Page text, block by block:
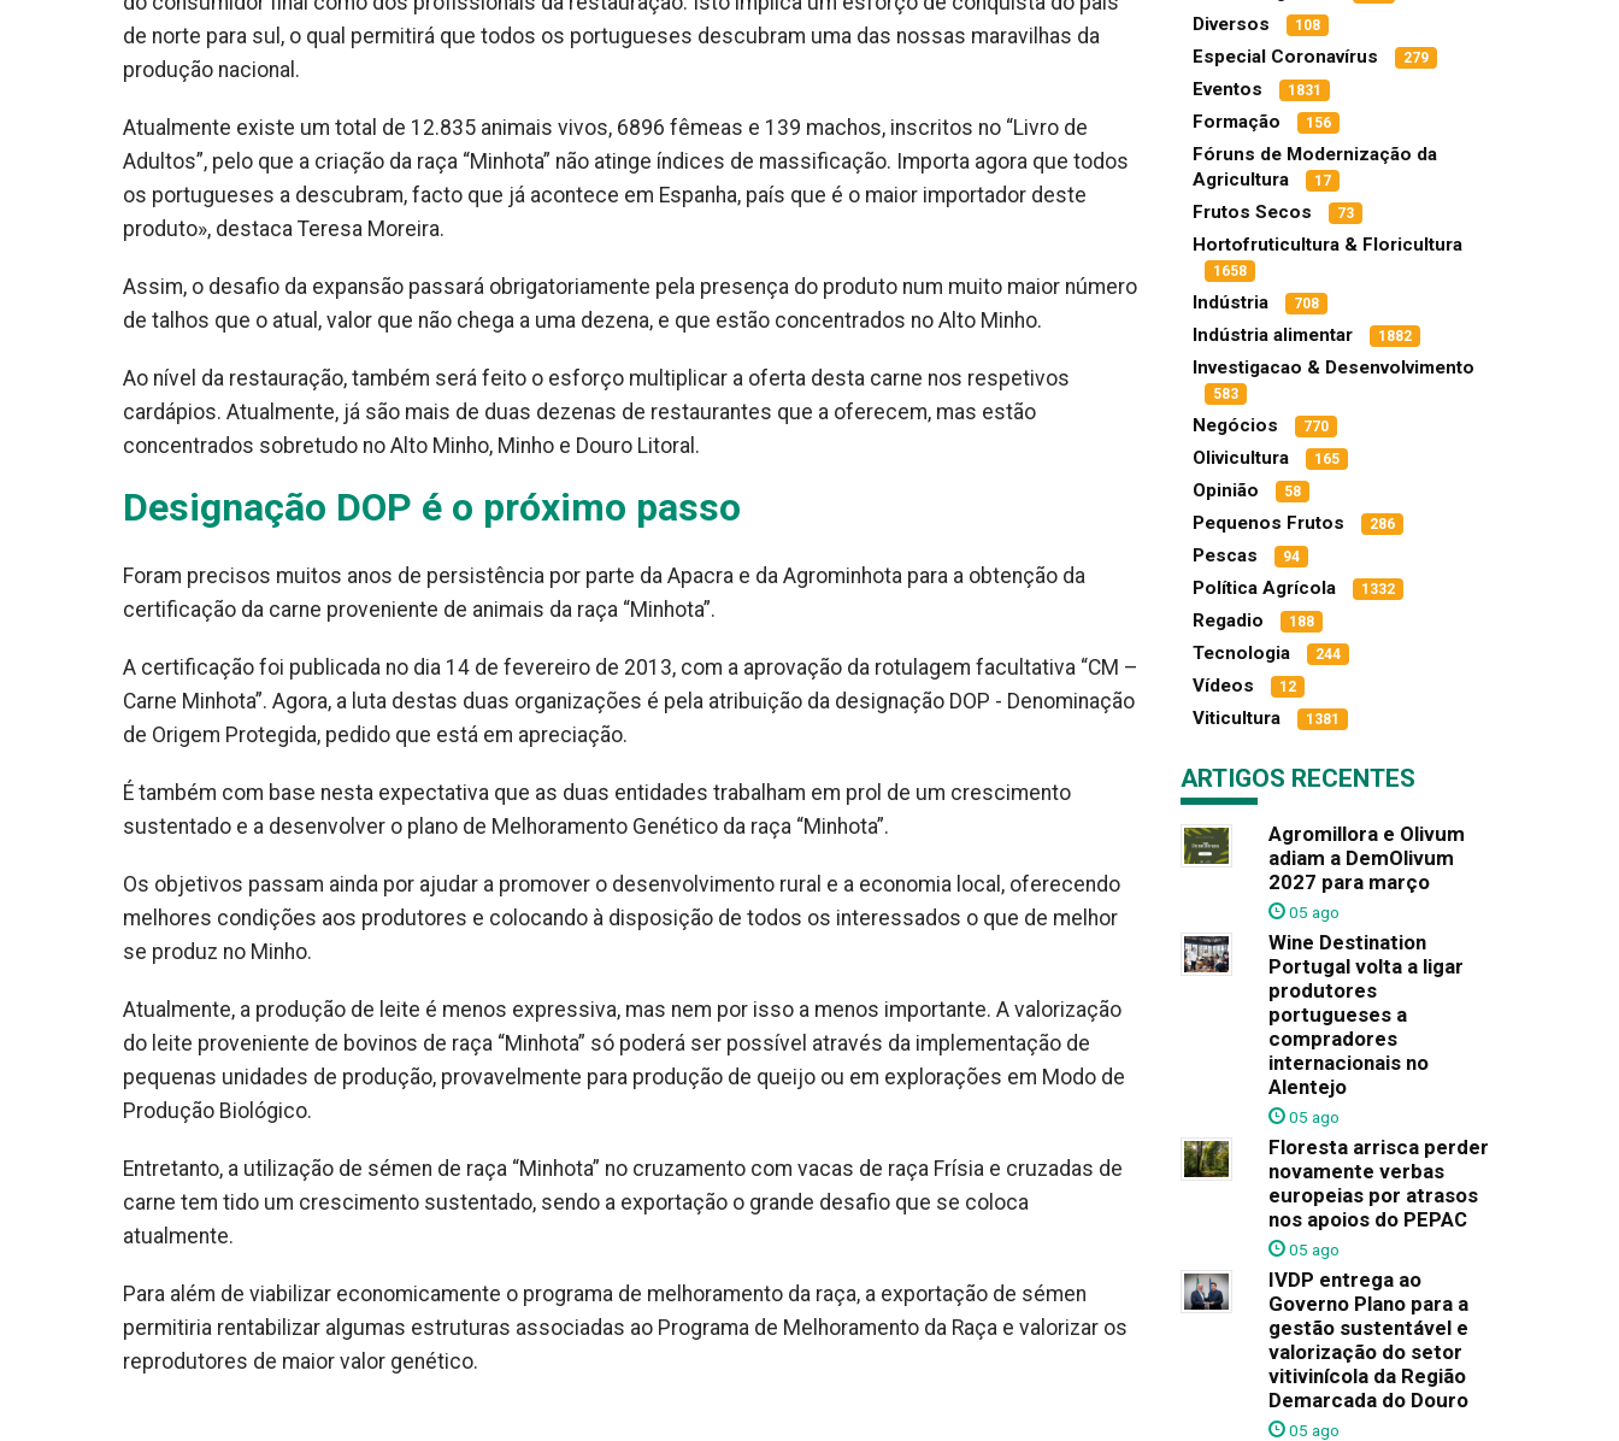
de norte para sul, o qual permitirá que todos os portugueses descubram uma das nossas maravilhas da
produção nacional.
Atualmente existe um total de 12.835 animais vivos, 6896 fêmeas e 139 machos, inscritos no “Livro de
Adultos”, pelo que a criação da raça “Minhota” não atinge índices de massificação. Importa agora que todos
os portugueses a descubram, facto que já acontece em Espanha, país que é o maior importador deste
produto», destaca Teresa Moreira.
Assim, o desafio da expansão passará obrigatoriamente pela presença do produto num muito maior número
de talhos que o atual, valor que não chega a uma dezena, e que estão concentrados no Alto Minho.
Ao nível da restauração, também será feito o esforço multiplicar a oferta desta carne nos respetivos
cardápios. Atualmente, já são mais de duas dezenas de restaurantes que a oferecem, mas estão
concentrados sobretudo no Alto Minho, Minho e Douro Litoral.
Designação DOP é o próximo passo
Foram precisos muitos anos de persistência por parte da Apacra e da Agrominhota para a obtenção da
certificação da carne proveniente de animais da raça “Minhota”.
A certificação foi publicada no dia 14 de fevereiro de 2013, com a aprovação da rotulagem facultativa “CM –
Carne Minhota”. Agora, a luta destas duas organizações é pela atribuição da designação DOP - Denominação
de Origem Protegida, pedido que está em apreciação.
É também com base nesta expectativa que as duas entidades trabalham em prol de um crescimento
sustentado e a desenvolver o plano de Melhoramento Genético da raça “Minhota”.
Os objetivos passam ainda por ajudar a promover o desenvolvimento rural e a economia local, oferecendo
melhores condições aos produtores e colocando à disposição de todos os interessados o que de melhor
se produz no Minho.
Atualmente, a produção de leite é menos expressiva, mas nem por isso a menos importante. A valorização
do leite proveniente de bovinos de raça “Minhota” só poderá ser possível através da implementação de
pequenas unidades de produção, provavelmente para produção de queijo ou em explorações em Modo de
Produção Biológico.
Entretanto, a utilização de sémen de raça “Minhota” no cruzamento com vacas de raça Frísia e cruzadas de
carne tem tido um crescimento sustentado, sendo a exportação o grande desafio que se coloca
atualmente.
Para além de viabilizar economicamente o programa de melhoramento da raça, a exportação de sémen
permitiria rentabilizar algumas estruturas associadas ao Programa de Melhoramento da Raça e valorizar os
reprodutores de maior valor genético.
Diversos 108
Especial Coronavírus 279
Eventos 1831
Formação 156
Fóruns de Modernização da
Agricultura
17
Frutos Secos 73
Hortofruticultura & Floricultura
1658
Indústria 708
Indústria alimentar 1882
Investigacao & Desenvolvimento
583
Negócios 770
Olivicultura 165
Opinião 58
Pequenos Frutos 286
Pescas 94
Política Agrícola 1332
Regadio 188
Tecnologia 244
Vídeos 12
Viticultura 1381
ARTIGOS RECENTES
Agromillora e Olivum
adiam a DemOlivum
2027 para março
05 ago
Wine Destination
Portugal volta a ligar
produtores
portugueses a
compradores
internacionais no
Alentejo
05 ago
Floresta arrisca perder
novamente verbas
europeias por atrasos
nos apoios do PEPAC
05 ago
IVDP entrega ao
Governo Plano para a
gestão sustentável e
valorização do setor
vitivinícola da Região
Demarcada do Douro
05 ago